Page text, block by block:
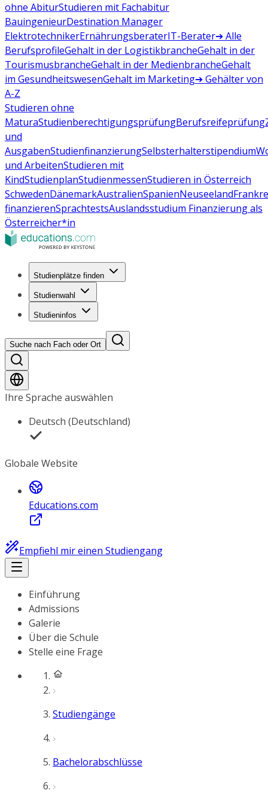
ohne AbiturStudieren mit Fachabitur
BauingenieurDestination Manager
ElektrotechnikerErnährungsberaterIT-Berater➔ Alle
BerufsprofileGehalt in der LogistikbrancheGehalt in der
TourismusbrancheGehalt in der MedienbrancheGehalt
im GesundheitswesenGehalt im Marketing➔ Gehälter von
A-Z
Studieren ohne
MaturaStudienberechtigungsprüfungBerufsreifeprüfung
und
AusgabenStudienfinanzierungSelbsterhalterstipendium
und ArbeitenStudieren mit
KindStudienplanStudienmessenStudieren in Österreich
SchwedenDänemarkAustralienSpanienNeuseeland
finanzierenSprachtestsAuslandsstudium Finanzierung als
Österreicher*in
Studienplätze finden
Studienwahl
Studieninfos
Suche nach Fach oder Ort
Ihre Sprache auswählen
Deutsch (Deutschland)
Globale Website
Educations.com
Empfiehl mir einen Studiengang
Einführung
Admissions
Galerie
Über die Schule
Stelle eine Frage
Studiengänge
Bachelorabschlüsse